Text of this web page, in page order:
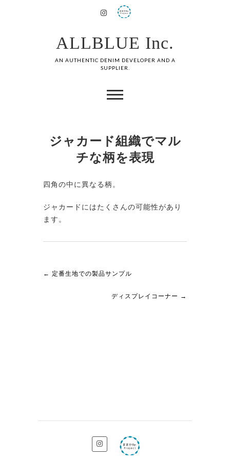
ALLBLUE Inc.
AN AUTHENTIC DENIM DEVELOPER AND A
SUPPLIER.
ジャカード組織でマル
チな柄を表現
四角の中に異なる柄。
ジャカードにはたくさんの可能性があり
ます。
← 定番生地での製品サンプル
ディスプレイコーナー →